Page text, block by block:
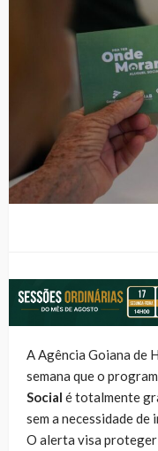
A Agência Goiana de
semana que o
Social é totalmente
sem a necessidade
O alerta visa